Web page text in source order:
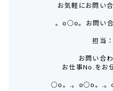
お気軽にお問い
。o○o。お問い
担当
お問い合
お仕事No.をお
○o。.。o○o。.